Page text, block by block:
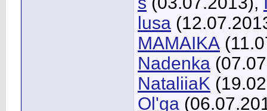
lusa
MAMAIKA
Nadenka
NataliiaK
Ol'ga